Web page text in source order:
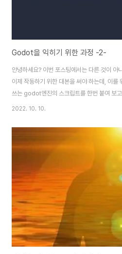
Godot을 익히기 위한 과정 -2-
안녕하세요? 이번 포스팅에서는 다른 것이 아
이제 작동하기 위한 대본을 써야 하는데, 이를
쓰는 godot엔진의 스크립트를 한번 붙여 보
을 하기 위해서는 이것도 하나하나 익혀야 하
다음에 화면 우측 상단에 보이는 스크립트가
합니다. 이렇게 하면 어디다가 스크립트를 작
항목이 생기는데, 이를 위해서 하나 작성해
단 여기서 사용..
2022. 10. 10.